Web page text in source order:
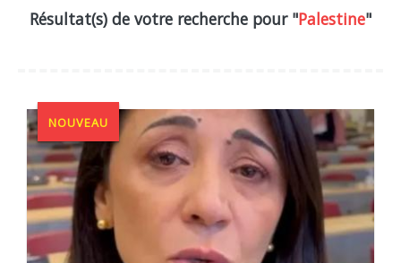
Résultat(s) de votre recherche pour "Palestine"
NOUVEAU